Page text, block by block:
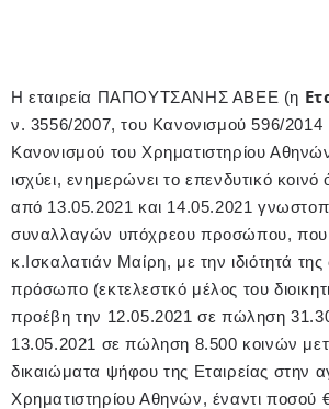
Η εταιρεία ΠΑΠΟΥΤΣΑΝΗΣ ΑΒΕΕ (η
ν. 3556/2007, του Κανονισμού 596/2014
Κανονισμού του Χρηματιστηρίου
ισχύει, ενημερώνει το επενδυτικό
από 13.05.2021 και 14.05.2021
συναλλαγών υπόχρεου προσώπου, που
κ.Ισκαλατιάν Μαίρη, με την ιδιότητά
πρόσωπο (εκτελεστκό μέλος του
προέβη την 12.05.2021 σε πώληση
13.05.2021 σε πώληση 8.500 κοινών
δικαιώματα ψήφου της Εταιρείας στην
Χρηματιστηρίου Αθηνών, έναντι ποσού